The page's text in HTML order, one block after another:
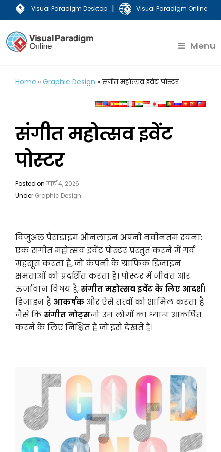
Visual Paradigm Desktop | Visual Paradigm Online
Menu
Home »Graphic Design »संगीत महोत्सव इवेंट पोस्टर
संगीत महोत्सव इवेंट
पोस्टर
Posted onमार्च 4, 2026
Under Graphic Design
विजुअल पैराडाइम ऑनलाइन अपनी नवीनतम रचना:
एक संगीत महोत्सव इवेंट पोस्टर प्रस्तुत करने में गर्व
महसूस करता है, जो कंपनी के ग्राफिक डिजाइन
क्षमताओं को प्रदर्शित करता है। पोस्टर में जीवंत और
ऊर्जावान विषय है,संगीत महोत्सव इवेंट के लिए आदर्श।
डिजाइन है आकर्षक और ऐसे तत्वों को शामिल करता है
जैसे किसंगीत नोट्सजो उन लोगों का ध्यान आकर्षित
करने के लिए निश्चित है जो इसे देखते हैं।